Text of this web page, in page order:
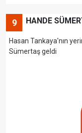
9 HANDE
Hasan Tankaya'nın
Sümertaş geldi